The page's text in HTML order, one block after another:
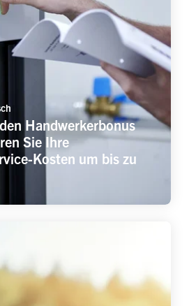
Handwerkerbonus
Sie Ihre
Kosten um bis zu